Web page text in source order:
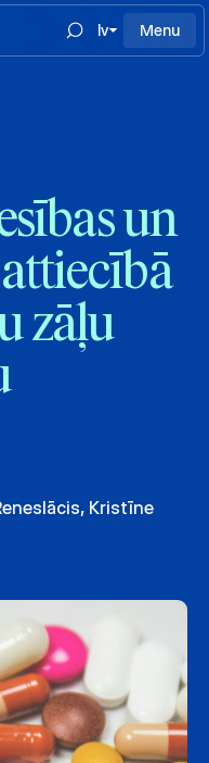
lv Menu
un
zāļu
, Kristīne